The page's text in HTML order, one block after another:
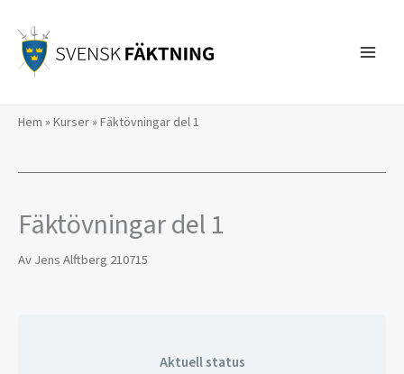
innehåll
Hem » Kurser» Fäktövningar del 1
Fäktövningar del 1
AvJens Alftberg 210715
Aktuell status